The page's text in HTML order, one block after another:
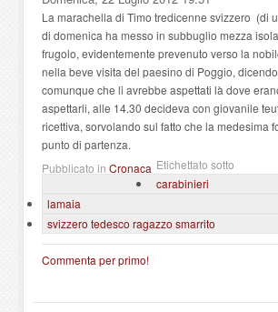
La marachella di Timo tredicenne svizzero (di
di domenica ha messo in subbuglio mezza
frugolo, evidentemente prevenuto verso la
nella beve visita del paesino di Poggio,
comunque che li avrebbe aspettati là dove
aspettarli, alle 14.30 decideva con giovanile
ricettiva, sorvolando sul fatto che la medesima
punto di partenza.
Pubblicato in Cronaca Etichettato sotto
carabinieri
lamaia
svizzero tedesco ragazzo smarrito
Commenta per primo!